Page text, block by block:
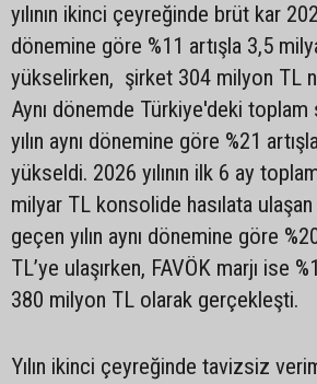
yılının ikinci çeyreğinde brüt kar
dönemine göre %11 artışla 3,5
yükselirken, şirket 304 milyon TL
Aynı dönemde Türkiye'deki toplam
yılın aynı dönemine göre %21
yükseldi. 2026 yılının ilk 6 ay
milyar TL konsolide hasılata ulaşan
geçen yılın aynı dönemine göre
TL’ye ulaşırken, FAVÖK marjı ise
380 milyon TL olarak gerçekleşti.
Yılın ikinci çeyreğinde tavizsiz